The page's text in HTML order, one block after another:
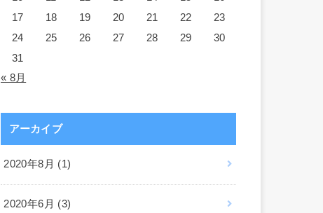
17
18 19 20 21 22
23
24
25 26 27 28 29
30
31
« 8月
アーカイブ
2020年8月 (1)
2020年6月 (3)